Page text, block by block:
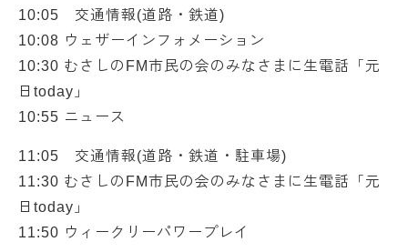
10:05 交通情報(道路・鉄道)
10:08 ウェザーインフォメーション
10:30 むさしのFM市民の会のみなさまに生電話「元
日today」
10:55 ニュース
11:05 交通情報(道路・鉄道・駐車場)
11:30 むさしのFM市民の会のみなさまに生電話「元
日today」
11:50 ウィークリーパワープレイ